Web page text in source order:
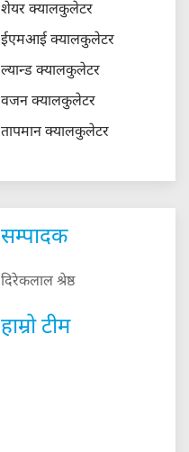
शेयर क्यालकुलेटर
ईएमआई क्यालकुलेटर
ल्यान्ड क्यालकुलेटर
वजन क्यालकुलेटर
तापमान क्यालकुलेटर
सम्पादक
दिरेकलाल श्रेष्ठ
हाम्रो टीम